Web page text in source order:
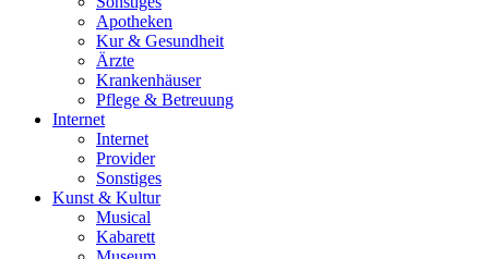
Apotheken
Kur & Gesundheit
Ärzte
Krankenhäuser
Pflege & Betreuung
Internet
Internet
Provider
Sonstiges
Kunst & Kultur
Musical
Kabarett